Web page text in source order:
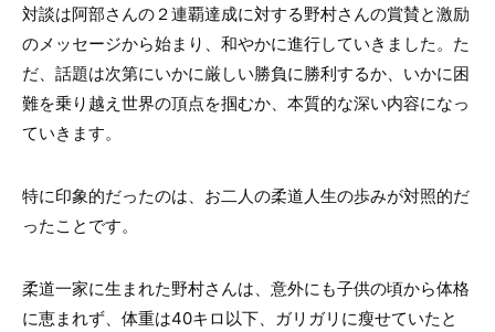
対談は阿部さんの２連覇達成に対する野村さんの賞賛と激励
のメッセージから始まり、和やかに進行していきました。た
だ、話題は次第にいかに厳しい勝負に勝利するか、いかに困
難を乗り越え世界の頂点を掴むか、本質的な深い内容になっ
ていきます。
特に印象的だったのは、お二人の柔道人生の歩みが対照的だ
ったことです。
柔道一家に生まれた野村さんは、意外にも子供の頃から体格
に恵まれず、体重は40キロ以下、ガリガリに瘦せていたと